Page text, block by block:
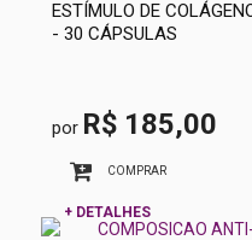
ESTÍMULO DE
- 30 CÁPSULAS
por R$ 185,00
COMPRAR
+ DETALHES